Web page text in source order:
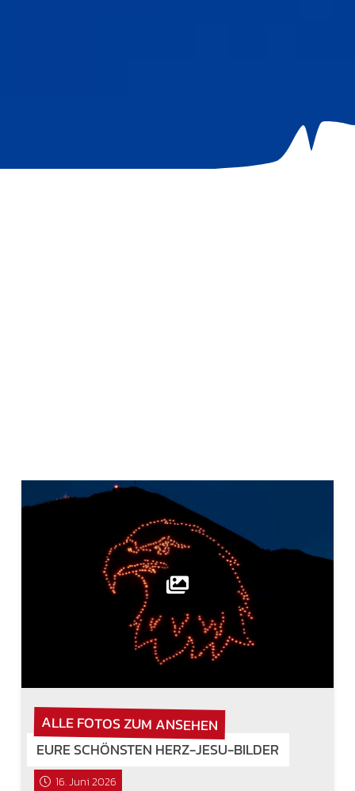
ALLE FOTOS ZUM ANSEHEN
EURE SCHÖNSTEN HERZ-JESU-BILDER
16. Juni 2026